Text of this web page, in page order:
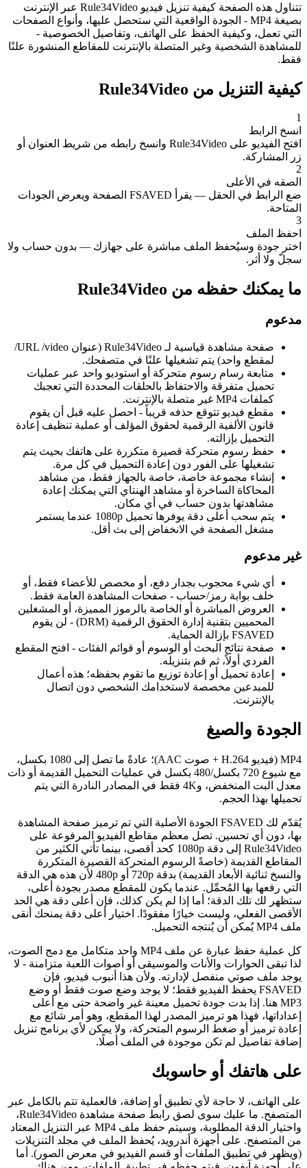
تتناول هذه الصفحة كيفية تنزيل فيديو Rule34Video عبر الإنترنت
بصيغة MP4 - الجودة الواقعية التي ستحصل عليها، وأنواع الصفحات
التي تعمل، وكيفية الحفظ على الهاتف، وتفاصيل الخصوصية -
للمشاهدة الشخصية وغير المتصلة بالإنترنت للمقاطع المنشورة علنًا
فقط.
كيفية التنزيل من Rule34Video
1
انسخ الرابط
افتح الفيديو على Rule34Video وانسخ رابطه من شريط العنوان أو
زر المشاركة.
2
الصقه في الأعلى
ضع الرابط في الحقل — يقرأ FSAVED الصفحة ويعرض الجودات
المتاحة.
3
احفظ الملف
اختر جودة وسيُحفظ الملف مباشرة على جهازك — بدون حساب ولا
سجلّ ولا أثر.
ما يمكنك حفظه من Rule34Video
مدعوم
صفحة مشاهدة قياسية لـ Rule34Video (عنوان URL /video/
لمقطع واحد) يتم تشغيلها علنًا في متصفحك.
متابعة رسام رسوم متحركة أو استوديو واحد عبر عمليات
تحميل متفرقة والاحتفاظ بالحلقات المحددة التي تعجبك
كملفات MP4 غير متصلة بالإنترنت.
مقطع فيديو تتوقع حذفه قريباً - احصل عليه قبل أن يقوم
قانون الألفية الرقمية لحقوق المؤلف أو عملية تنظيف إعادة
التحميل بإزالته.
حفظ رسوم متحركة قصيرة متكررة على هاتفك بحيث يتم
تشغيلها على الفور دون إعادة التحميل في كل مرة.
إنشاء مجموعة خاصة، خاصة بالجهاز فقط، من مشاهد
المحاكاة الساخرة أو مشاهد الهنتاي التي يمكنك إعادة
مشاهدتها بدون حساب في أي مكان.
يتم سحب أعلى دقة يوفرها تحميل 1080p عندما يستمر
مشغل الصفحة في الانخفاض إلى بث أقل.
غير مدعوم
أي شيء محجوب بجدار دفع، أو مخصص للأعضاء فقط، أو
خلف بوابة رمز/حساب - صفحات المشاهدة العامة فقط.
العروض المباشرة أو الخاصة بالرموز المميزة، أو المشغلين
المحميين بتقنية إدارة الحقوق الرقمية (DRM) - لن يقوم
FSAVED بإزالة الحماية.
صفحة نتائج البحث أو الوسوم أو قوائم الفئات - افتح المقطع
الفردي أولاً، ثم قم بتنزيله.
إعادة تحميل أو إعادة توزيع ما تقوم بحفظه؛ هذه أعمال
للمبدعين مخصصة لاستخدامك الشخصي دون اتصال
بالإنترنت.
الجودة والصيغ
MP4 (فيديو H.264 + صوت AAC)؛ عادةً ما تصل إلى 1080 بكسل،
مع شيوع 720 بكسل/480 بكسل في عمليات التحميل القديمة أو ذات
معدل البت المنخفض، و4K فقط في المصادر النادرة التي يتم
تحميلها بهذا الحجم.
يُقدّم لك FSAVED الجودة الأصلية التي تم ترميز صفحة المشاهدة
بها، دون أي تحسين. تصل معظم مقاطع الفيديو المرفوعة على
Rule34Video إلى دقة 1080p كحد أقصى، بينما تأتي الكثير من
المقاطع القديمة (خاصةً الرسوم المتحركة القصيرة المتكررة
والنسخ ثنائية الأبعاد القديمة) بدقة 720p أو 480p لأن هذه هي الدقة
التي رفعها بها المُحمِّل. عندما يكون للمقطع مصدر بجودة أعلى،
ستظهر لك تلك الدقة؛ أما إذا لم يكن كذلك، فإن أعلى دقة هي الحد
الأقصى الفعلي، وليست خيارًا مفقودًا. اختيار أعلى دقة يمنحك أنقى
ملف MP4 يُمكن أن يُنتجه التحميل.
كل عملية حفظ عبارة عن ملف MP4 واحد متكامل مع دمج الصوت،
لذا تبقى الحوارات والأنات والموسيقى أو أصوات اللعبة متزامنة - لا
يوجد ملف صوتي منفصل لإدارته. ولأن هذا أنبوب فيديو، فإن
FSAVED يحفظ الفيديو فقط؛ لا يوجد وضع صوت فقط أو وضع
MP3 هنا. إذا بدت جودة تحميل معينة غير واضحة حتى مع أعلى
إعداداتها، فهذا هو ترميز المصدر لهذا المقطع، وهو أمر شائع مع
إعادة ترميز أو ضغط الرسوم المتحركة، ولا يمكن لأي برنامج تنزيل
إضافة تفاصيل لم تكن موجودة في الملف أصلًا.
على هاتفك أو حاسوبك
على الهاتف، لا حاجة لأي تطبيق أو إضافة، فالعملية تتم بالكامل عبر
المتصفح. ما عليك سوى لصق رابط صفحة مشاهدة Rule34Video،
واختيار الدقة المطلوبة، وسيتم حفظ ملف MP4 عبر التنزيل المعتاد
من المتصفح. على أجهزة أندرويد، يُحفظ الملف في مجلد التنزيلات
(ويظهر في تطبيق الملفات أو قسم الفيديو في معرض الصور). أما